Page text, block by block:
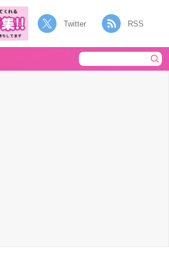
Twitter RSS